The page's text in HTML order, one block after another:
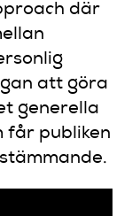
där
att göra
generella
får publiken